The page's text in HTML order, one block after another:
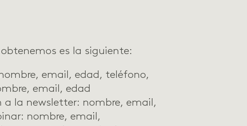
es la siguiente:
email, edad, teléfono,
email, edad
a la newsletter: nombre, email,
: nombre, email,